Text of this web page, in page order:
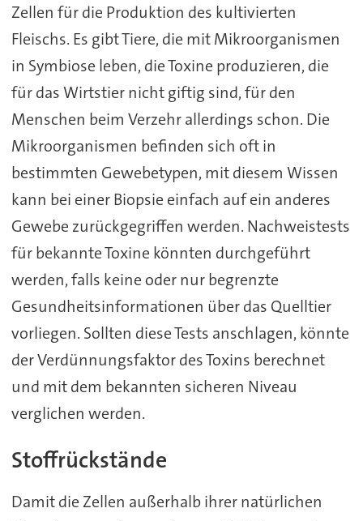
Zellen für die Produktion des kultivierten
Fleischs. Es gibt Tiere, die mit Mikroorganismen
in Symbiose leben, die Toxine produzieren, die
für das Wirtstier nicht giftig sind, für den
Menschen beim Verzehr allerdings schon. Die
Mikroorganismen befinden sich oft in
bestimmten Gewebetypen, mit diesem Wissen
kann bei einer Biopsie einfach auf ein anderes
Gewebe zurückgegriffen werden. Nachweistests
für bekannte Toxine könnten durchgeführt
werden, falls keine oder nur begrenzte
Gesundheitsinformationen über das Quelltier
vorliegen. Sollten diese Tests anschlagen, könnte
der Verdünnungsfaktor des Toxins berechnet
und mit dem bekannten sicheren Niveau
verglichen werden.
Stoffrückstände
Damit die Zellen außerhalb ihrer natürlichen